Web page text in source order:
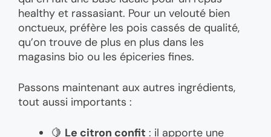
healthy et rassasiant. Pour un velouté bien
onctueux, préfère les pois cassés de qualité,
qu’on trouve de plus en plus dans les
magasins bio ou les épiceries fines.
Passons maintenant aux autres ingrédients,
tout aussi importants :
🍋 Le citron confit : il apporte une